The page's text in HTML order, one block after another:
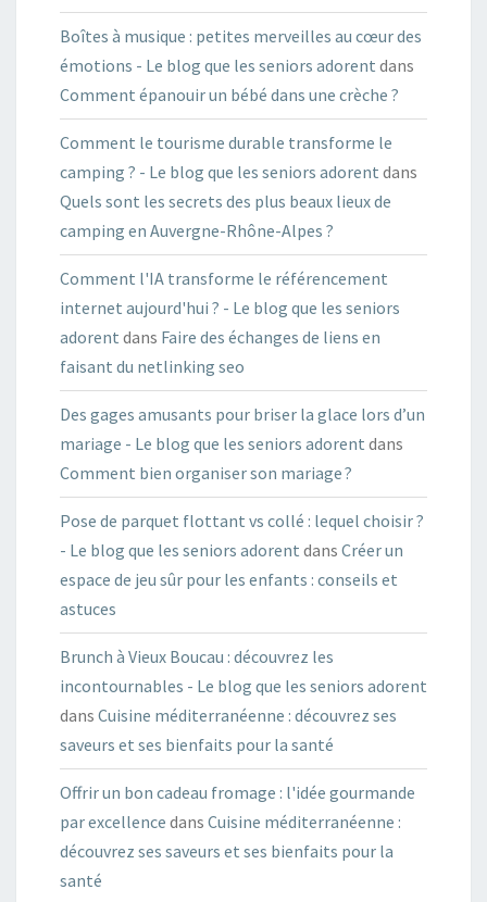
Boîtes à musique : petites merveilles au cœur des
émotions - Le blog que les seniors adorent dans
Comment épanouir un bébé dans une crèche ?
Comment le tourisme durable transforme le
camping ? - Le blog que les seniors adorent dans
Quels sont les secrets des plus beaux lieux de
camping en Auvergne-Rhône-Alpes ?
Comment l'IA transforme le référencement
internet aujourd'hui ? - Le blog que les seniors
adorent dans Faire des échanges de liens en
faisant du netlinking seo
Des gages amusants pour briser la glace lors d’un
mariage - Le blog que les seniors adorent dans
Comment bien organiser son mariage ?
Pose de parquet flottant vs collé : lequel choisir ?
- Le blog que les seniors adorent dans Créer un
espace de jeu sûr pour les enfants : conseils et
astuces
Brunch à Vieux Boucau : découvrez les
incontournables - Le blog que les seniors adorent
dans Cuisine méditerranéenne : découvrez ses
saveurs et ses bienfaits pour la santé
Offrir un bon cadeau fromage : l'idée gourmande
par excellence dans Cuisine méditerranéenne :
découvrez ses saveurs et ses bienfaits pour la
santé